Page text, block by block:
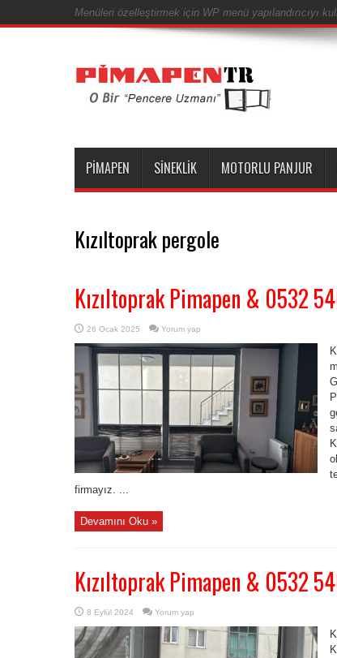
Menüleri özelleştirmek için WP menü yapılandırıcıyı
PIMAPEN SINEKLIK MOTORLU PANJUR
Kızıltoprak pergole
Kızıltoprak Pimapen & 0532
26 Ocak 2025 Yorum yap
firmayız. ...
Devamını Oku »
Kızıltoprak Pimapen & 0532
8 Eylül 2024 Yorum yap